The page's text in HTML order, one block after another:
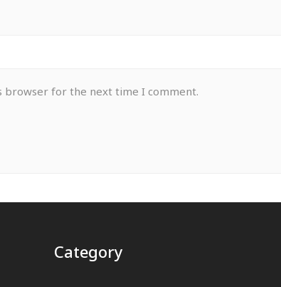
browser for the next time I comment.
Category